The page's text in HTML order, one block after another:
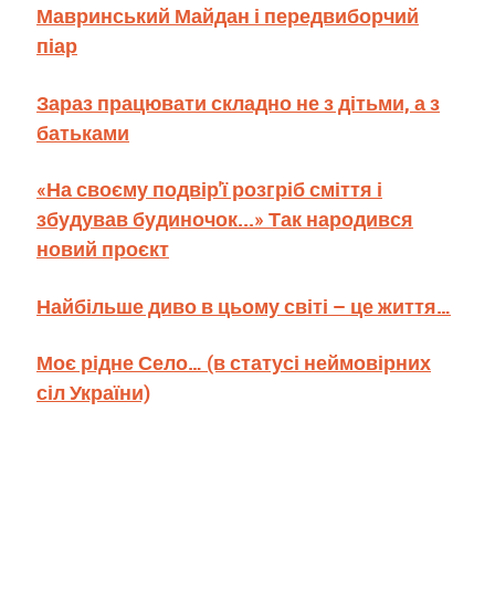
Мавринський Майдан і передвиборчий
піар
Зараз працювати складно не з дітьми, а з
батьками
«На своєму подвір'ї розгріб сміття і
збудував будиночок...» Так народився
новий проєкт
Найбільше диво в цьому світі – це життя…
Моє рідне Село… (в статусі неймовірних
сіл України)